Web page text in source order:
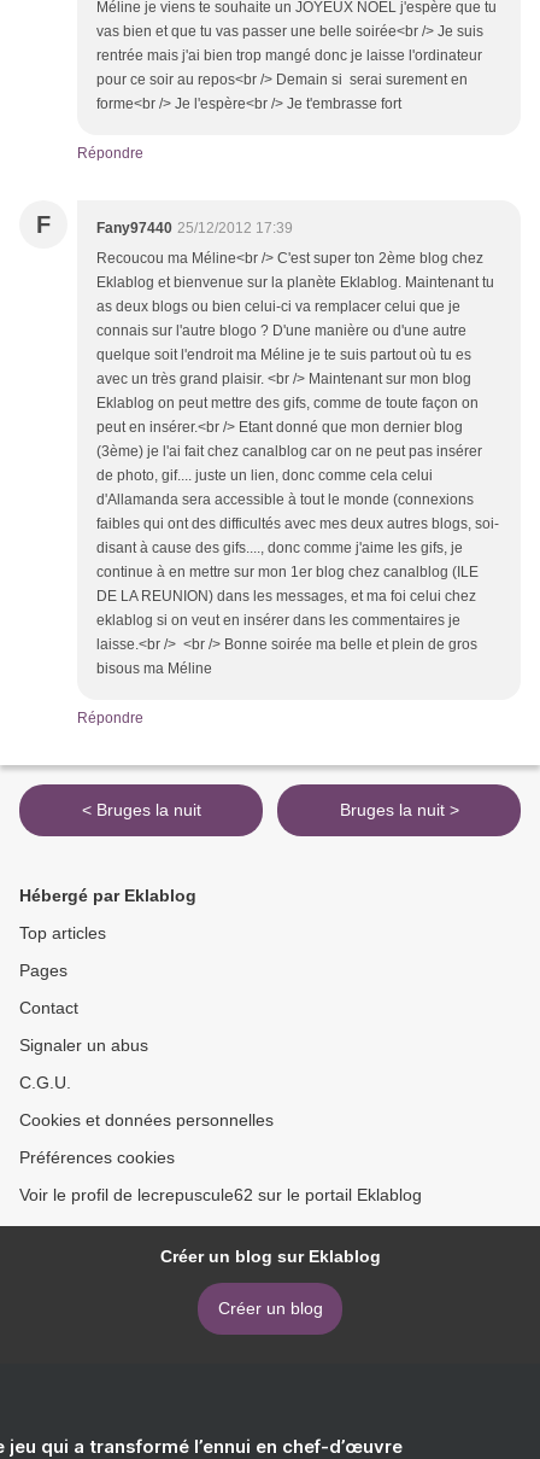
Méline je viens te souhaite un JOYEUX NOEL j'espère que tu
vas bien et que tu vas passer une belle soirée<br /> Je suis
rentrée mais j'ai bien trop mangé donc je laisse l'ordinateur
pour ce soir au repos<br /> Demain si serai surement en
forme<br /> Je l'espère<br /> Je t'embrasse fort
Répondre
F Fany97440 25/12/2012 17:39
Recoucou ma Méline<br /> C'est super ton 2ème blog chez
Eklablog et bienvenue sur la planète Eklablog. Maintenant tu
as deux blogs ou bien celui-ci va remplacer celui que je
connais sur l'autre blogo ? D'une manière ou d'une autre
quelque soit l'endroit ma Méline je te suis partout où tu es
avec un très grand plaisir. <br /> Maintenant sur mon blog
Eklablog on peut mettre des gifs, comme de toute façon on
peut en insérer.<br /> Etant donné que mon dernier blog
(3ème) je l'ai fait chez canalblog car on ne peut pas insérer
de photo, gif.... juste un lien, donc comme cela celui
d'Allamanda sera accessible à tout le monde (connexions
faibles qui ont des difficultés avec mes deux autres blogs, soi-
disant à cause des gifs...., donc comme j'aime les gifs, je
continue à en mettre sur mon 1er blog chez canalblog (ILE
DE LA REUNION) dans les messages, et ma foi celui chez
eklablog si on veut en insérer dans les commentaires je
laisse.<br /> <br /> Bonne soirée ma belle et plein de gros
bisous ma Méline
Répondre
< Bruges la nuit Bruges la nuit >
Hébergé par Eklablog
Top articles
Pages
Contact
Signaler un abus
C.G.U.
Cookies et données personnelles
Préférences cookies
Voir le profil de lecrepuscule62 sur le portail Eklablog
Créer un blog sur Eklablog
Créer un blog
jeu qui a transformé l’ennui en chef-d’œuvre